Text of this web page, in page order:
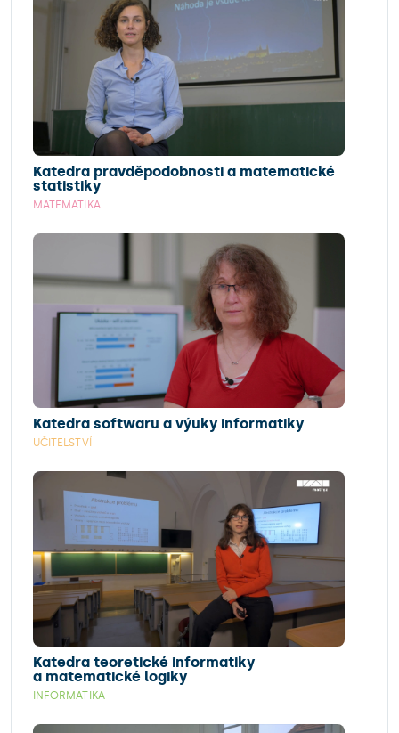
Katedra pravděpodobnosti a matematické
statistiky
MATEMATIKA
Katedra softwaru a výuky informatiky
UČITELSTVÍ
Katedra teoretické informatiky
a matematické logiky
INFORMATIKA